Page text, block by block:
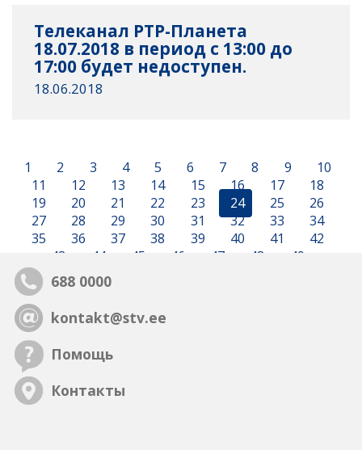
Телеканал РТР-Планета
18.07.2018 в период с 13:00 до
17:00 будет недоступен.
18.06.2018
1 2 3 4 5 6 7 8 9
10
11
12 13 14 15 16 17
18
19
20 21 22 23 24 25
26
27
28 29 30 31 32 33
34
35
36 37 38 39 40 41
42
43
44 45 46 47 48 49
688 0000
kontakt@stv.ee
Помощь
Контакты